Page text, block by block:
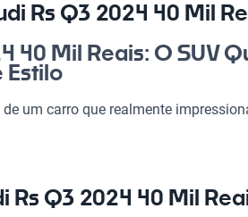
Rs Q3 2024 40 Mil
40 Mil Reais: O SUV
Estilo
um carro que realmente
você não só ganha um veículo, mas
estilo. Não dá pra perder a
dia a dia.
Rs Q3 2024 40 Mil